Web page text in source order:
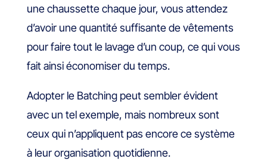
une chaussette chaque jour, vous attendez
d’avoir une quantité suffisante de vêtements
pour faire tout le lavage d’un coup, ce qui vous
fait ainsi économiser du temps.
Adopter le Batching peut sembler évident
avec un tel exemple, mais nombreux sont
ceux qui n’appliquent pas encore ce système
à leur organisation quotidienne.